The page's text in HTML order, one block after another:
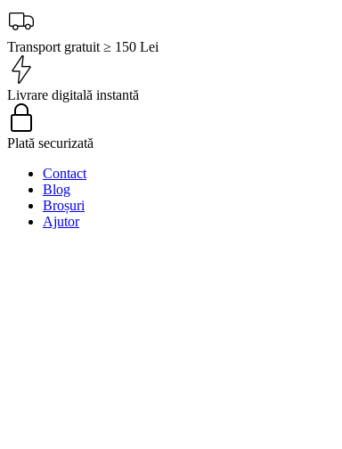
Transport gratuit ≥ 150 Lei
Livrare digitală instantă
Plată securizată
Contact
Blog
Broșuri
Ajutor